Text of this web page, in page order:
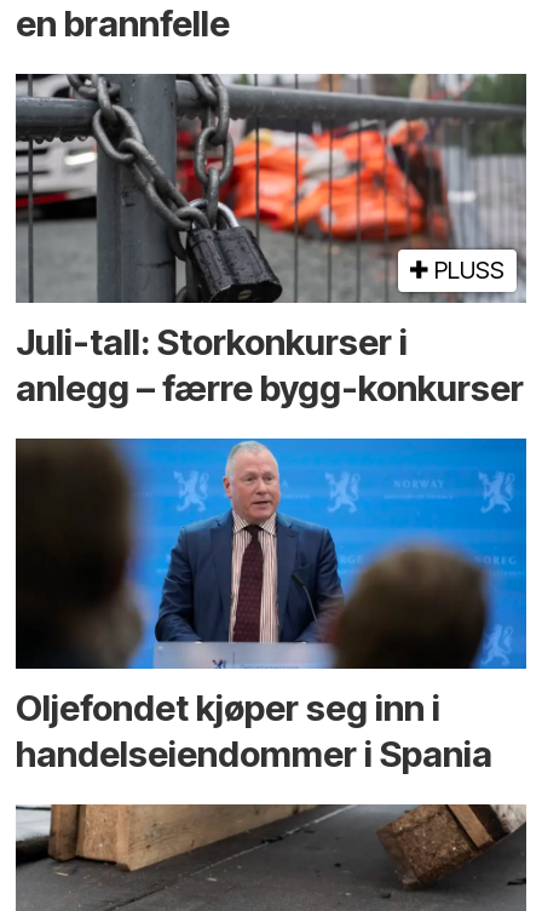
en brannfelle
PLUSS
Juli-tall: Storkonkurser i
anlegg – færre bygg-konkurser
Oljefondet kjøper seg inn i
handels­eiendommer i Spania